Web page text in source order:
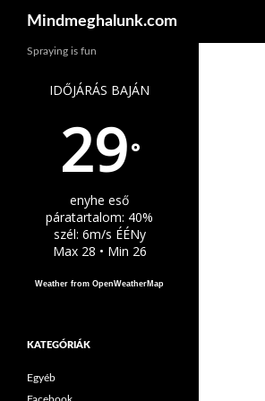
Mindmeghalunk.com
Spraying is fun
IDŐJÁRÁS BAJÁN
29°
enyhe eső
páratartalom: 40%
szél: 6m/s ÉÉNy
Max 28 • Min 26
Weather from OpenWeatherMap
KATEGÓRIÁK
Egyéb